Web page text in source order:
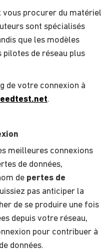
vous procurer du matériel
sont spécialisés
que les modèles
pilotes de réseau plus
de votre connexion à
.
meilleures connexions
de données,
de pertes de
pas anticiper la
de se produire une fois
depuis votre réseau,
pour contribuer à
données.